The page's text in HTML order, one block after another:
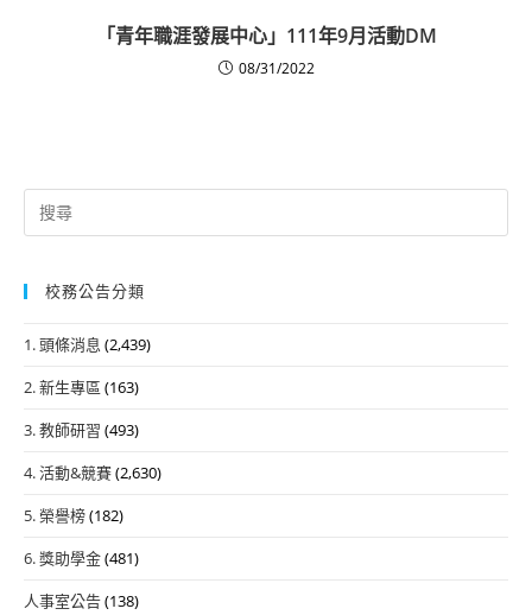
「青年職涯發展中心」111年9月活動DM
08/31/2022
Search
for:
校務公告分類
1. 頭條消息 (2,439)
2. 新生專區 (163)
3. 教師研習 (493)
4. 活動&競賽(2,630)
5. 榮譽榜(182)
6. 獎助學金(481)
人事室公告(138)